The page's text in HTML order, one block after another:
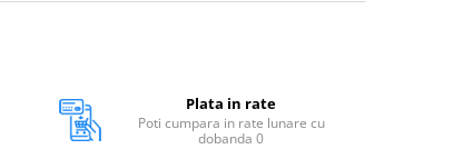
Plata in rate
Poti cumpara in rate lunare cu
dobanda 0